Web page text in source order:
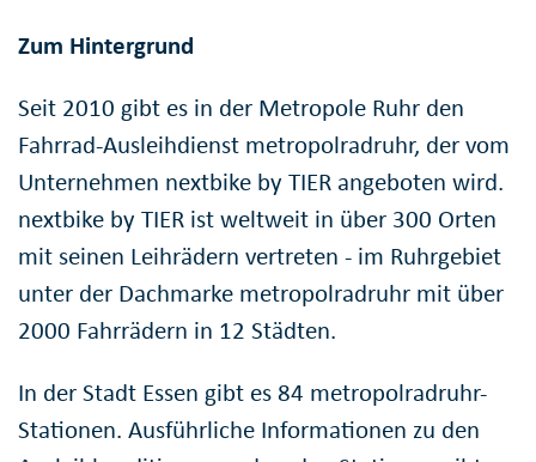
Zum Hintergrund
Seit 2010 gibt es in der Metropole Ruhr den
Fahrrad-Ausleihdienst metropolradruhr, der vom
Unternehmen nextbike by TIER angeboten wird.
nextbike by TIER ist weltweit in über 300 Orten
mit seinen Leihrädern vertreten - im Ruhrgebiet
unter der Dachmarke metropolradruhr mit über
2000 Fahrrädern in 12 Städten.
In der Stadt Essen gibt es 84 metropolradruhr-
Stationen. Ausführliche Informationen zu den